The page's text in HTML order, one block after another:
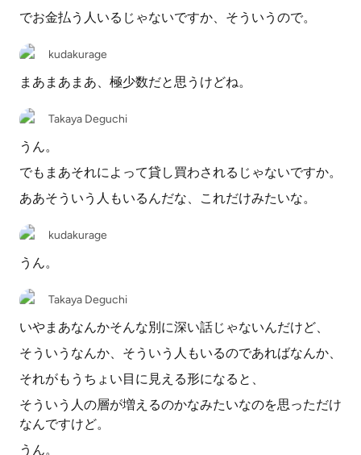
でお金払う人いるじゃないですか、そういうので。
kudakurage
まあまあまあ、極少数だと思うけどね。
Takaya Deguchi
うん。
でもまあそれによって貸し買わされるじゃないですか。
ああそういう人もいるんだな、これだけみたいな。
kudakurage
うん。
Takaya Deguchi
いやまあなんかそんな別に深い話じゃないんだけど、
そういうなんか、そういう人もいるのであればなんか、
それがもうちょい目に見える形になると、
そういう人の層が増えるのかなみたいなのを思っただけ
なんですけど。
うん。